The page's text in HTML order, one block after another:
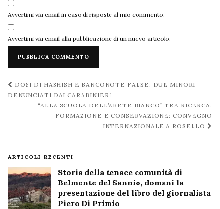
Avvertimi via email in caso di risposte al mio commento.
Avvertimi via email alla pubblicazione di un nuovo articolo.
Navigazione
post
DOSI DI HASHISH E BANCONOTE FALSE: DUE MINORI
DENUNCIATI DAI CARABINIERI
“ALLA SCUOLA DELL’ABETE BIANCO” TRA RICERCA,
FORMAZIONE E CONSERVAZIONE: CONVEGNO
INTERNAZIONALE A ROSELLO
ARTICOLI RECENTI
Storia della tenace comunità di
Belmonte del Sannio, domani la
presentazione del libro del giornalista
Piero Di Primio